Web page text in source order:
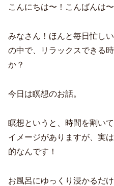
こんにちは〜！こんばんは
みなさん！ほんと毎日忙し
の中で、リラックスできる
か？
今日は瞑想のお話。
瞑想というと、時間を割い
イメージがありますが、実
的なんです！
お風呂にゆっくり浸かるだ